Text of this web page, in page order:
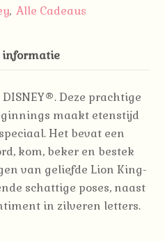
, Alle Cadeaus
informatie
DISNEY®.Deze prachtige
maakt etenstijd
Het bevat een
kom, beker en bestek
van geliefde Lion King-
schattige poses, naast
in zilveren letters.